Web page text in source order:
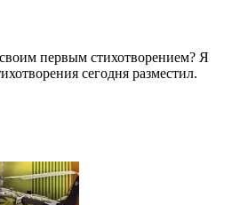
первым стихотворением? Я
сегодня разместил.